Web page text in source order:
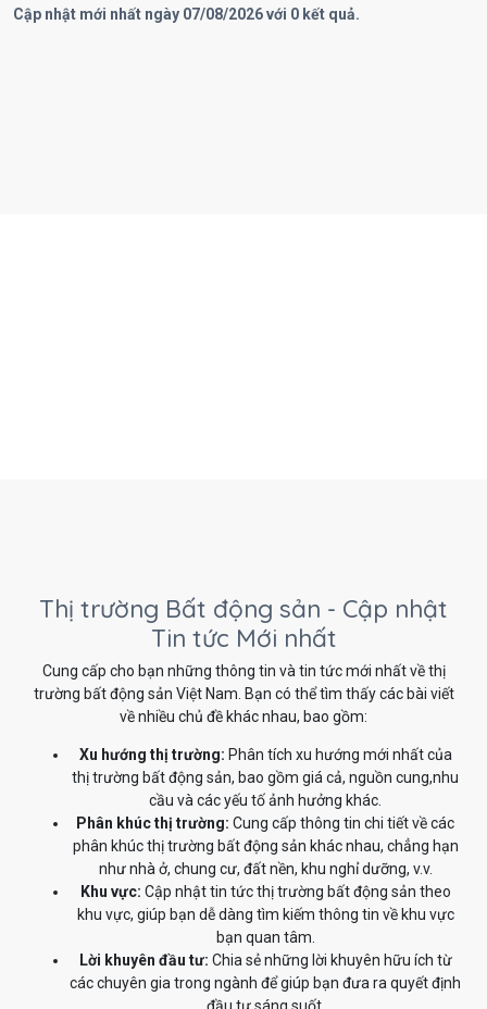
Cập nhật mới nhất ngày 07/08/2026 với 0 kết quả.
Thị trường Bất động sản - Cập nhật
Tin tức Mới nhất
Cung cấp cho bạn những thông tin và tin tức mới nhất về thị
trường bất động sản Việt Nam. Bạn có thể tìm thấy các bài viết
về nhiều chủ đề khác nhau, bao gồm:
Xu hướng thị trường: Phân tích xu hướng mới nhất của
thị trường bất động sản, bao gồm giá cả, nguồn cung,nhu
cầu và các yếu tố ảnh hưởng khác.
Phân khúc thị trường: Cung cấp thông tin chi tiết về các
phân khúc thị trường bất động sản khác nhau, chẳng hạn
như nhà ở, chung cư, đất nền, khu nghỉ dưỡng, v.v.
Khu vực: Cập nhật tin tức thị trường bất động sản theo
khu vực, giúp bạn dễ dàng tìm kiếm thông tin về khu vực
bạn quan tâm.
Lời khuyên đầu tư: Chia sẻ những lời khuyên hữu ích từ
các chuyên gia trong ngành để giúp bạn đưa ra quyết định